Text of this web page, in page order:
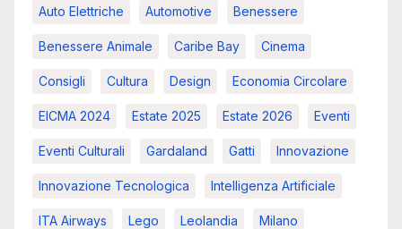
Auto Elettriche Automotive Benessere
Benessere Animale Caribe Bay Cinema
Consigli Cultura Design Economia Circolare
EICMA 2024 Estate 2025 Estate 2026 Eventi
Eventi Culturali Gardaland Gatti Innovazione
Innovazione Tecnologica Intelligenza Artificiale
ITA Airways Lego Leolandia Milano